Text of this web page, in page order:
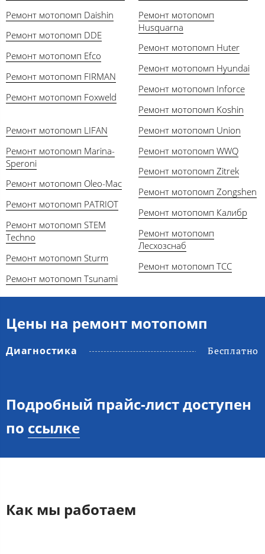
Ремонт мотопомп Daishin
Ремонт мотопомп DDE
Ремонт мотопомп Efco
Ремонт мотопомп FIRMAN
Ремонт мотопомп Foxweld
Ремонт мотопомп
Husquarna
Ремонт мотопомп Huter
Ремонт мотопомп Hyundai
Ремонт мотопомп Inforce
Ремонт мотопомп Koshin
Ремонт мотопомп LIFAN
Ремонт мотопомп Marina-
Speroni
Ремонт мотопомп Oleo-Mac
Ремонт мотопомп PATRIOT
Ремонт мотопомп STEM
Techno
Ремонт мотопомп Sturm
Ремонт мотопомп Tsunami
Ремонт мотопомп Union
Ремонт мотопомп WWQ
Ремонт мотопомп Zitrek
Ремонт мотопомп Zongshen
Ремонт мотопомп Калибр
Ремонт мотопомп
Лесхозснаб
Ремонт мотопомп ТСС
Цены на ремонт мотопомп
Диагностика Бесплатно
Подробный прайс-лист доступен
по ссылке
Как мы работаем